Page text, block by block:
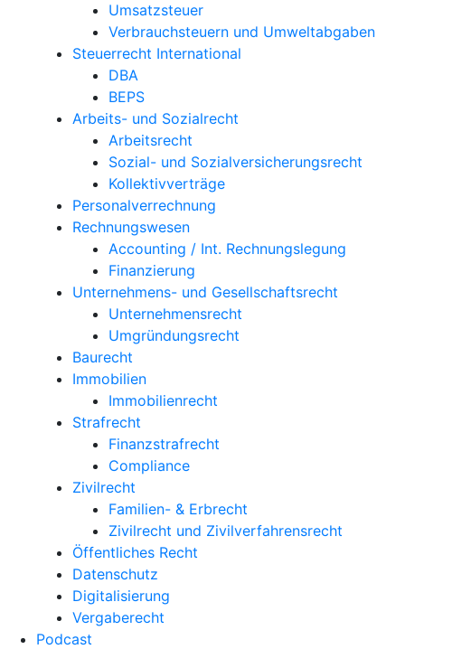
Umsatzsteuer
Verbrauchsteuern und Umweltabgaben
Steuerrecht International
DBA
BEPS
Arbeits- und Sozialrecht
Arbeitsrecht
Sozial- und Sozialversicherungsrecht
Kollektivverträge
Personalverrechnung
Rechnungswesen
Accounting / Int. Rechnungslegung
Finanzierung
Unternehmens- und Gesellschaftsrecht
Unternehmensrecht
Umgründungsrecht
Baurecht
Immobilien
Immobilienrecht
Strafrecht
Finanzstrafrecht
Compliance
Zivilrecht
Familien- & Erbrecht
Zivilrecht und Zivilverfahrensrecht
Öffentliches Recht
Datenschutz
Digitalisierung
Vergaberecht
Podcast